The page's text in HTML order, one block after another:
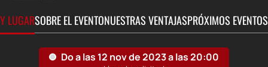
LUGARSOBRE EL EVENTONUESTRAS VENTAJASPRÓXIMOS EVENTOS